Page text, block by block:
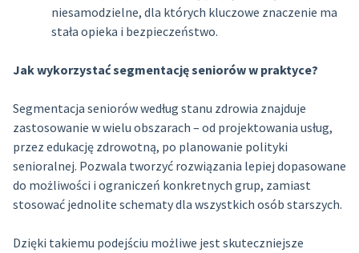
niesamodzielne, dla których kluczowe znaczenie ma
stała opieka i bezpieczeństwo.
Jak wykorzystać segmentację seniorów w praktyce?
Segmentacja seniorów według stanu zdrowia znajduje
zastosowanie w wielu obszarach – od projektowania usług,
przez edukację zdrowotną, po planowanie polityki
senioralnej. Pozwala tworzyć rozwiązania lepiej dopasowane
do możliwości i ograniczeń konkretnych grup, zamiast
stosować jednolite schematy dla wszystkich osób starszych.
Dzięki takiemu podejściu możliwe jest skuteczniejsze